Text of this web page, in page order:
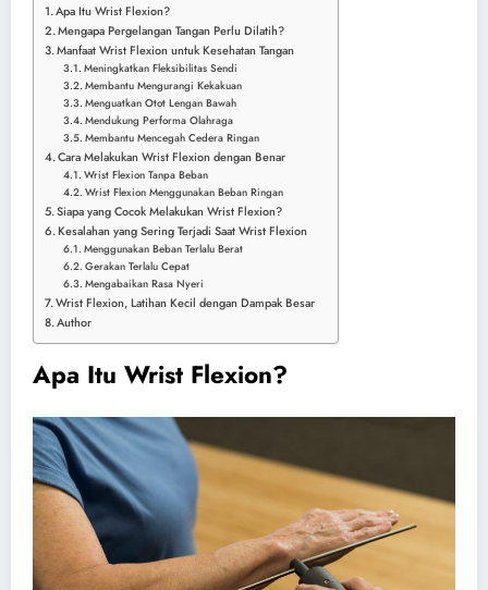
Apa Itu Wrist Flexion?
Mengapa Pergelangan Tangan Perlu Dilatih?
Manfaat Wrist Flexion untuk Kesehatan Tangan
Meningkatkan Fleksibilitas Sendi
Membantu Mengurangi Kekakuan
Menguatkan Otot Lengan Bawah
Mendukung Performa Olahraga
Membantu Mencegah Cedera Ringan
Cara Melakukan Wrist Flexion dengan Benar
Wrist Flexion Tanpa Beban
Wrist Flexion Menggunakan Beban Ringan
Siapa yang Cocok Melakukan Wrist Flexion?
Kesalahan yang Sering Terjadi Saat Wrist Flexion
Menggunakan Beban Terlalu Berat
Gerakan Terlalu Cepat
Mengabaikan Rasa Nyeri
Wrist Flexion, Latihan Kecil dengan Dampak Besar
Author
Apa Itu Wrist Flexion?